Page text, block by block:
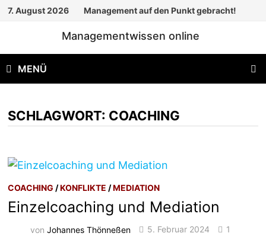
Zum
7. August 2026 Management auf den Punkt gebracht!
Managementwissen online
MENÜ
SCHLAGWORT: COACHING
COACHING /KONFLIKTE /MEDIATION
Einzelcoaching und Mediation
vonJohannes Thönneßen 5. Februar 2024 1